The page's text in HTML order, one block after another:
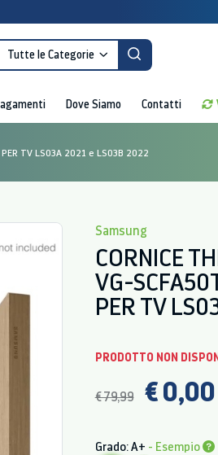
Tutte le Categorie
Dove Siamo Contatti
PER TV LS03A 2021 e LS03B 2022
Samsung
CORNICE
VG-
PER TV
PRODOTTO NON
€ 79,99 € 0,00
Grado: A+ - Esempio